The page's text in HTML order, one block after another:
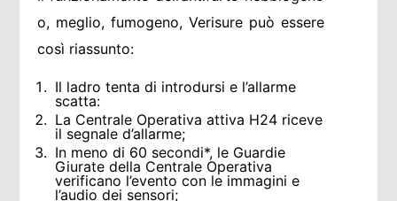
o, meglio, fumogeno, Verisure può essere
così riassunto:
Il ladro tenta di introdursi e l’allarme
scatta:
La Centrale Operativa attiva H24 riceve
il segnale d’allarme;
In meno di 60 secondi*, le Guardie
Giurate della Centrale Operativa
verificano l’evento con le immagini e
l’audio dei sensori;